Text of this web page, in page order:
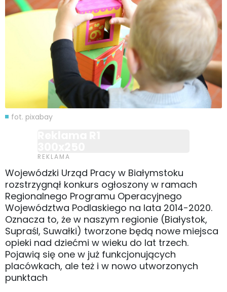
fot. pixabay
Wojewódzki Urząd Pracy w Białymstoku
rozstrzygnął konkurs ogłoszony w ramach
Regionalnego Programu Operacyjnego
Województwa Podlaskiego na lata 2014-2020.
Oznacza to, że w naszym regionie (Białystok,
Supraśl, Suwałki) tworzone będą nowe miejsca
opieki nad dziećmi w wieku do lat trzech.
Pojawią się one w już funkcjonujących
placówkach, ale też i w nowo utworzonych
punktach